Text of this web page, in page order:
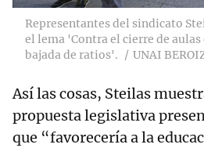
Representantes del sindicato
el lema 'Contra el cierre de
bajada de ratios'.
UNAI
Así las cosas, Steilas
propuesta legislativa
que “favorecería a la